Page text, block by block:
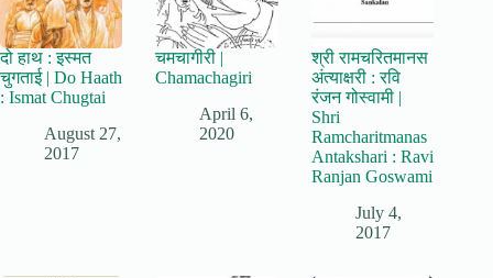
दो हाथ : इस्मत
चुगताई | Do Haath
: Ismat Chugtai
August 27,
2017
चमचागीरी |
Chamachagiri
April 6,
2020
श्री रामचरितमानस
अंत्याक्षरी : रवि
रंजन गोस्वामी |
Shri
Ramcharitmanas
Antakshari : Ravi
Ranjan Goswami
July 4,
2017